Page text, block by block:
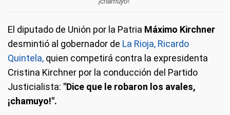
El diputado de Unión por la Patria Máximo Kirchner
desmintió al gobernador de La Rioja, Ricardo
Quintela, quien competirá contra la expresidenta
Cristina Kirchner por la conducción del Partido
Justicialista: "Dice que le robaron los avales,
¡chamuyo!".